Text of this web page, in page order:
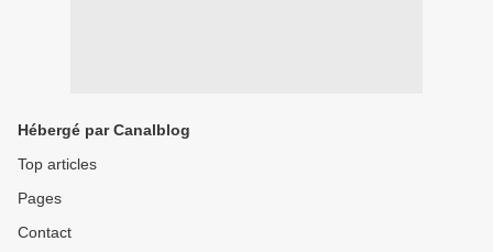
Hébergé par Canalblog
Top articles
Pages
Contact